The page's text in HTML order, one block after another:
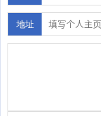
地址